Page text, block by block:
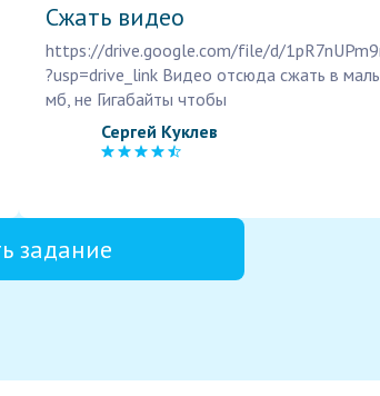
Сжать видео
https://drive.google.com/file/d/
?usp=drive_link Видео отсюда сжать в
мб, не Гигабайты чтобы
Сергей Куклев
задание